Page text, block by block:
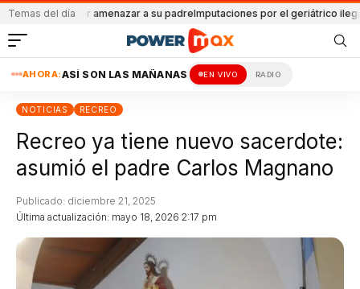
Temas del día
por amenazar a su padreImputaciones por el geriátrico ilegal
AHORA:ASÍ SON LAS MAÑANAS EN VIVO RADIO
NOTICIAS RECREO
Recreo ya tiene nuevo sacerdote:
asumió el padre Carlos Magnano
Última actualización: mayo 18, 2026 2:17 pm
Publicado: diciembre 21, 2025